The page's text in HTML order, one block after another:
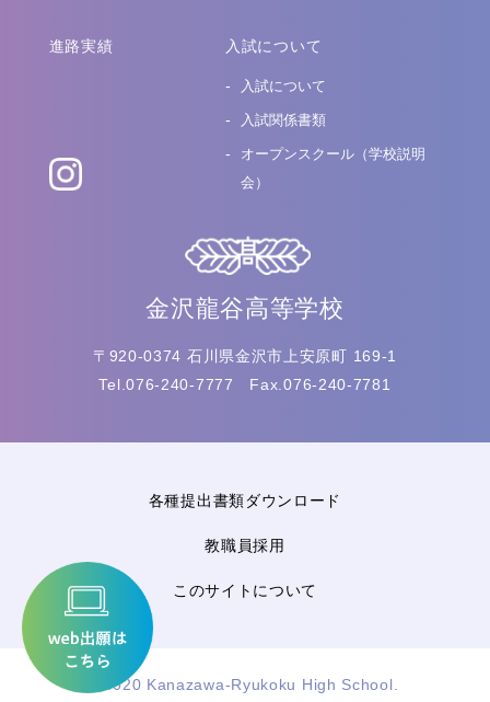
金沢龍谷高等学校
〒920-0374 石川県金沢市上安原町 169-1
Tel.076-240-7777 Fax.076-240-7781
進路実績 入試について
入試について
入試関係書類
オープンスクール（学校説明
会）
各種提出書類ダウンロード
教職員採用
このサイトについて
©2020 Kanazawa-Ryukoku High School.